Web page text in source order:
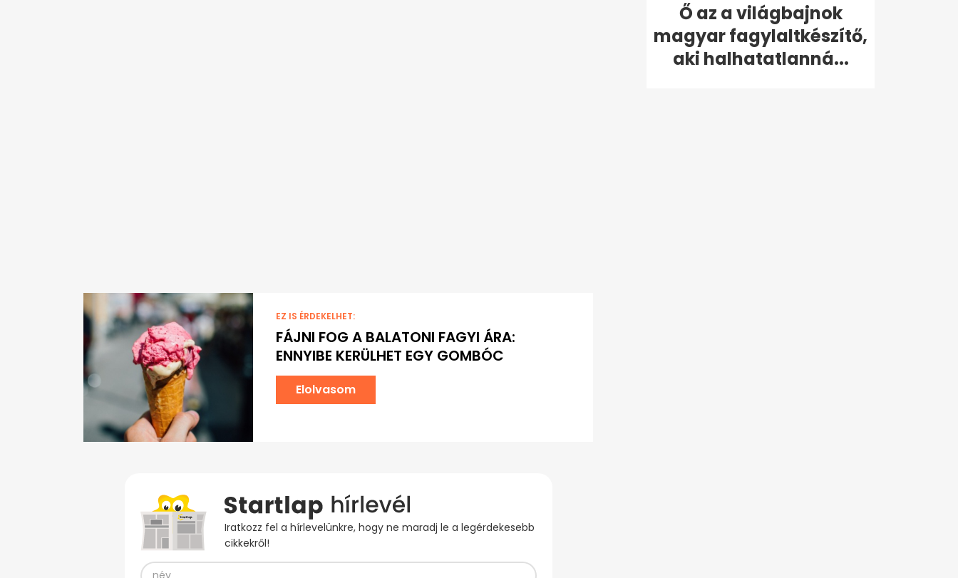
EZ IS ÉRDEKELHET:
FÁJNI FOG A BALATONI FAGYI ÁRA:
ENNYIBE KERÜLHET EGY GOMBÓC
Elolvasom
Iratkozz fel a hírlevelünkre, hogy ne maradj le a legérdekesebb
cikkekről!
Ő az a világbajnok
magyar fagylaltkészítő,
aki halhatatlanná...